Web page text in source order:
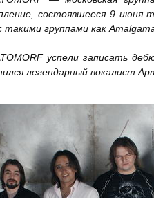
состоявшееся 9 июня
такими группами как
успели записать
легендарный вокалист